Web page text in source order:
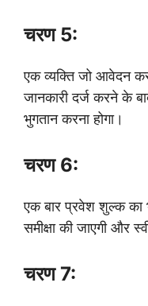
चरण 5:
एक व्यक्ति जो आवेदन
जानकारी दर्ज करने के
भुगतान करना होगा।
चरण 6:
एक बार प्रवेश शुल्क का
समीक्षा की जाएगी और
चरण 7: